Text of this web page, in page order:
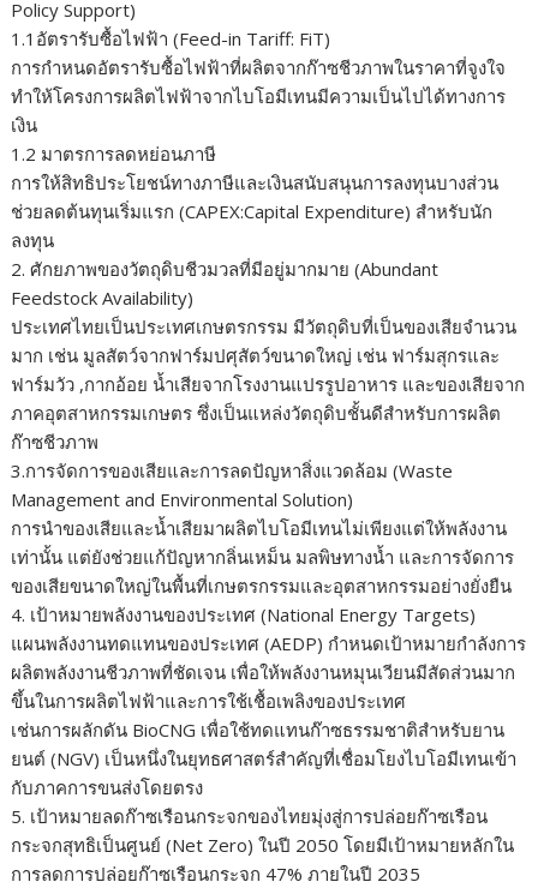
Policy Support)
1.1อัตรารับซื้อไฟฟ้า (Feed-in Tariff: FiT)
การกำหนดอัตรารับซื้อไฟฟ้าที่ผลิตจากก๊าซชีวภาพในราคาที่จูงใจ
ทำให้โครงการผลิตไฟฟ้าจากไบโอมีเทนมีความเป็นไปได้ทางการ
เงิน
1.2 มาตรการลดหย่อนภาษี
การให้สิทธิประโยชน์ทางภาษีและเงินสนับสนุนการลงทุนบางส่วน
ช่วยลดต้นทุนเริ่มแรก (CAPEX:Capital Expenditure) สำหรับนัก
ลงทุน
2. ศักยภาพของวัตถุดิบชีวมวลที่มีอยู่มากมาย (Abundant
Feedstock Availability)
ประเทศไทยเป็นประเทศเกษตรกรรม มีวัตถุดิบที่เป็นของเสียจำนวน
มาก เช่น มูลสัตว์จากฟาร์มปศุสัตว์ขนาดใหญ่ เช่น ฟาร์มสุกรและ
ฟาร์มวัว ,กากอ้อย น้ำเสียจากโรงงานแปรรูปอาหาร และของเสียจาก
ภาคอุตสาหกรรมเกษตร ซึ่งเป็นแหล่งวัตถุดิบชั้นดีสำหรับการผลิต
ก๊าซชีวภาพ
3.การจัดการของเสียและการลดปัญหาสิ่งแวดล้อม (Waste
Management and Environmental Solution)
การนำของเสียและน้ำเสียมาผลิตไบโอมีเทนไม่เพียงแต่ให้พลังงาน
เท่านั้น แต่ยังช่วยแก้ปัญหากลิ่นเหม็น มลพิษทางน้ำ และการจัดการ
ของเสียขนาดใหญ่ในพื้นที่เกษตรกรรมและอุตสาหกรรมอย่างยั่งยืน
4. เป้าหมายพลังงานของประเทศ (National Energy Targets)
แผนพลังงานทดแทนของประเทศ (AEDP) กำหนดเป้าหมายกำลังการ
ผลิตพลังงานชีวภาพที่ชัดเจน เพื่อให้พลังงานหมุนเวียนมีสัดส่วนมาก
ขึ้นในการผลิตไฟฟ้าและการใช้เชื้อเพลิงของประเทศ
เช่นการผลักดัน BioCNG เพื่อใช้ทดแทนก๊าซธรรมชาติสำหรับยาน
ยนต์ (NGV) เป็นหนึ่งในยุทธศาสตร์สำคัญที่เชื่อมโยงไบโอมีเทนเข้า
กับภาคการขนส่งโดยตรง
5. เป้าหมายลดก๊าซเรือนกระจกของไทยมุ่งสู่การปล่อยก๊าซเรือน
กระจกสุทธิเป็นศูนย์ (Net Zero) ในปี 2050 โดยมีเป้าหมายหลักใน
การลดการปล่อยก๊าซเรือนกระจก 47% ภายในปี 2035